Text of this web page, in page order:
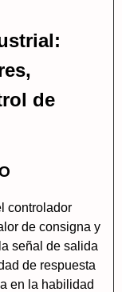
de
controlador
de consigna y
señal de salida
de respuesta
en la habilidad